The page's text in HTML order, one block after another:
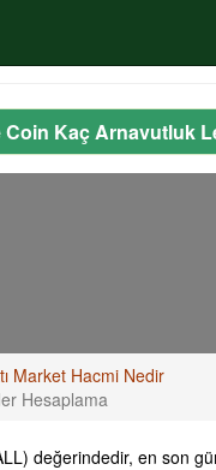
Kaç Arnavutluk
Market Hacmi Nedir
Hesaplama
değerindedir, en son